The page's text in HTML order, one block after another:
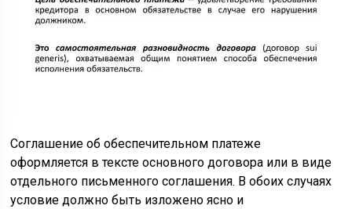
Соглашение об обеспечительном платеже
оформляется в тексте основного договора или в виде
отдельного письменного соглашения. В обоих случаях
условие должно быть изложено ясно и